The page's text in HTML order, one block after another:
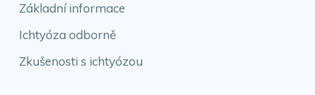
Základní informace
Ichtyóza odborně
Zkušenosti s ichtyózou